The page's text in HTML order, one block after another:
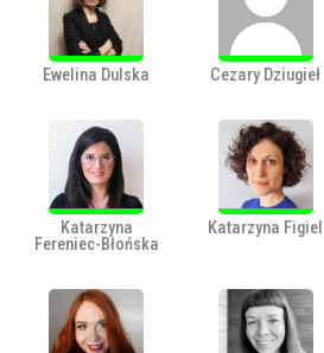
Ewelina Dulska Cezary Dziugieł
Katarzyna
Fereniec-Błońska
Katarzyna Figiel